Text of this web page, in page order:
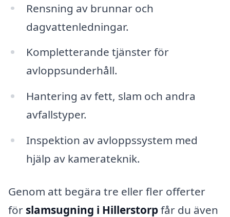
Rensning av brunnar och
dagvattenledningar.
Kompletterande tjänster för
avloppsunderhåll.
Hantering av fett, slam och andra
avfallstyper.
Inspektion av avloppssystem med
hjälp av kamerateknik.
Genom att begära tre eller fler offerter
för slamsugning i Hillerstorpfår du även